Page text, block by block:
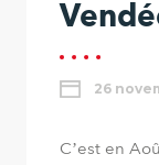
26
C’est en